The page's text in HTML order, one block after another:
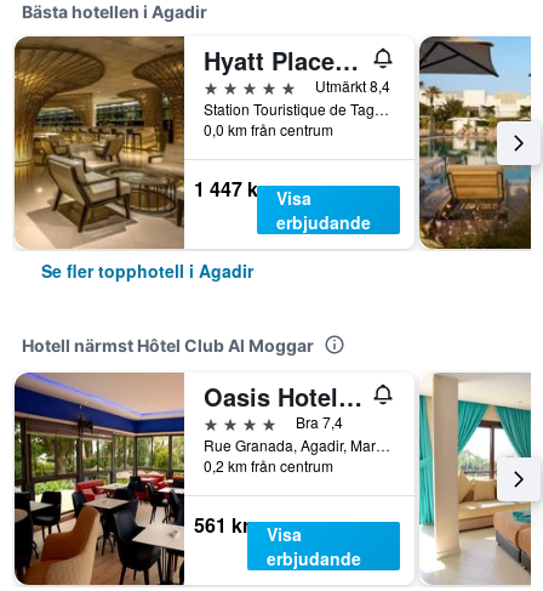
Bästa hotellen i Agadir
Hyatt Place Taghazout Bay
5 stjärnor
Utmärkt 8,4
Station Touristique de Taghazout Bay Km 17, Route d'Essaouira, Agadir, Marocko
0,0 km från centrum
1 447 kr Visa
erbjudande
Se fler topphotell i Agadir
Hotell närmst Hôtel Club Al Moggar
Oasis Hotel & Spa
4 stjärnor
Bra 7,4
Rue Granada, Agadir, Marocko
0,2 km från centrum
561 kr
Visa
erbjudande